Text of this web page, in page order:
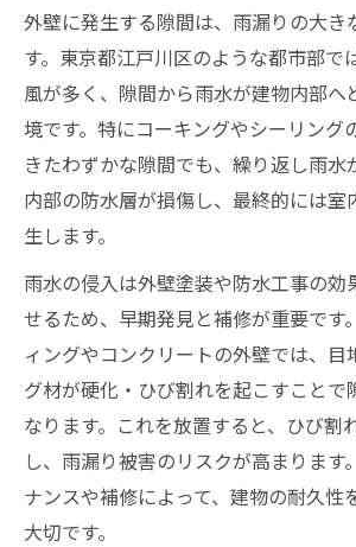
外壁に発生する隙間は、雨漏りの大き
す。東京都江戸川区のような都市部で
風が多く、隙間から雨水が建物内部へ
境です。特にコーキングやシーリング
きたわずかな隙間でも、繰り返し雨水
内部の防水層が損傷し、最終的には室
生します。
雨水の侵入は外壁塗装や防水工事の効
せるため、早期発見と補修が重要です
ィングやコンクリートの外壁では、目
グ材が硬化・ひび割れを起こすことで
なります。これを放置すると、ひび割
し、雨漏り被害のリスクが高まります
ナンスや補修によって、建物の耐久性
大切です。